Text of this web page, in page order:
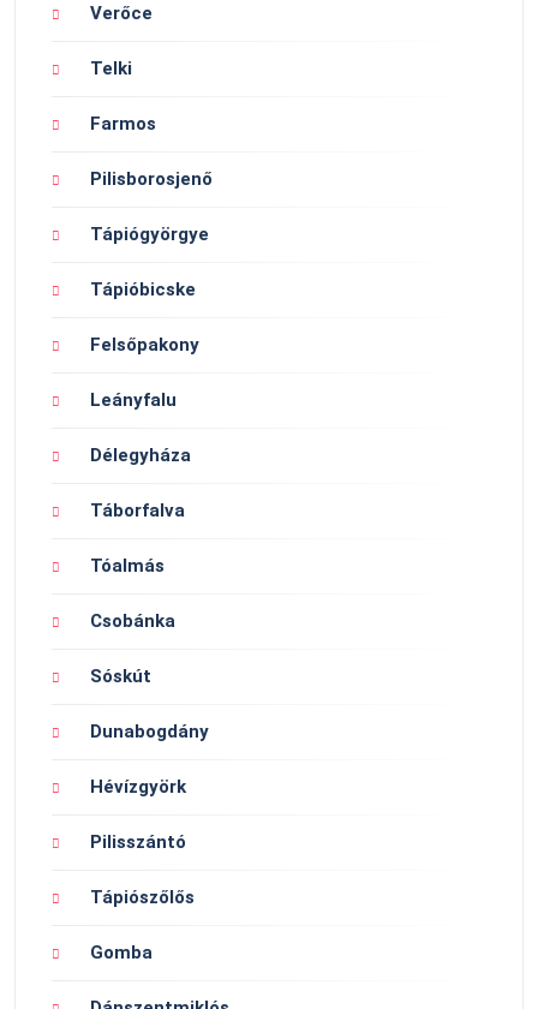
Verőce
Telki
Farmos
Pilisborosjenő
Tápiógyörgye
Tápióbicske
Felsőpakony
Leányfalu
Délegyháza
Táborfalva
Tóalmás
Csobánka
Sóskút
Dunabogdány
Hévízgyörk
Pilisszántó
Tápiószőlős
Gomba